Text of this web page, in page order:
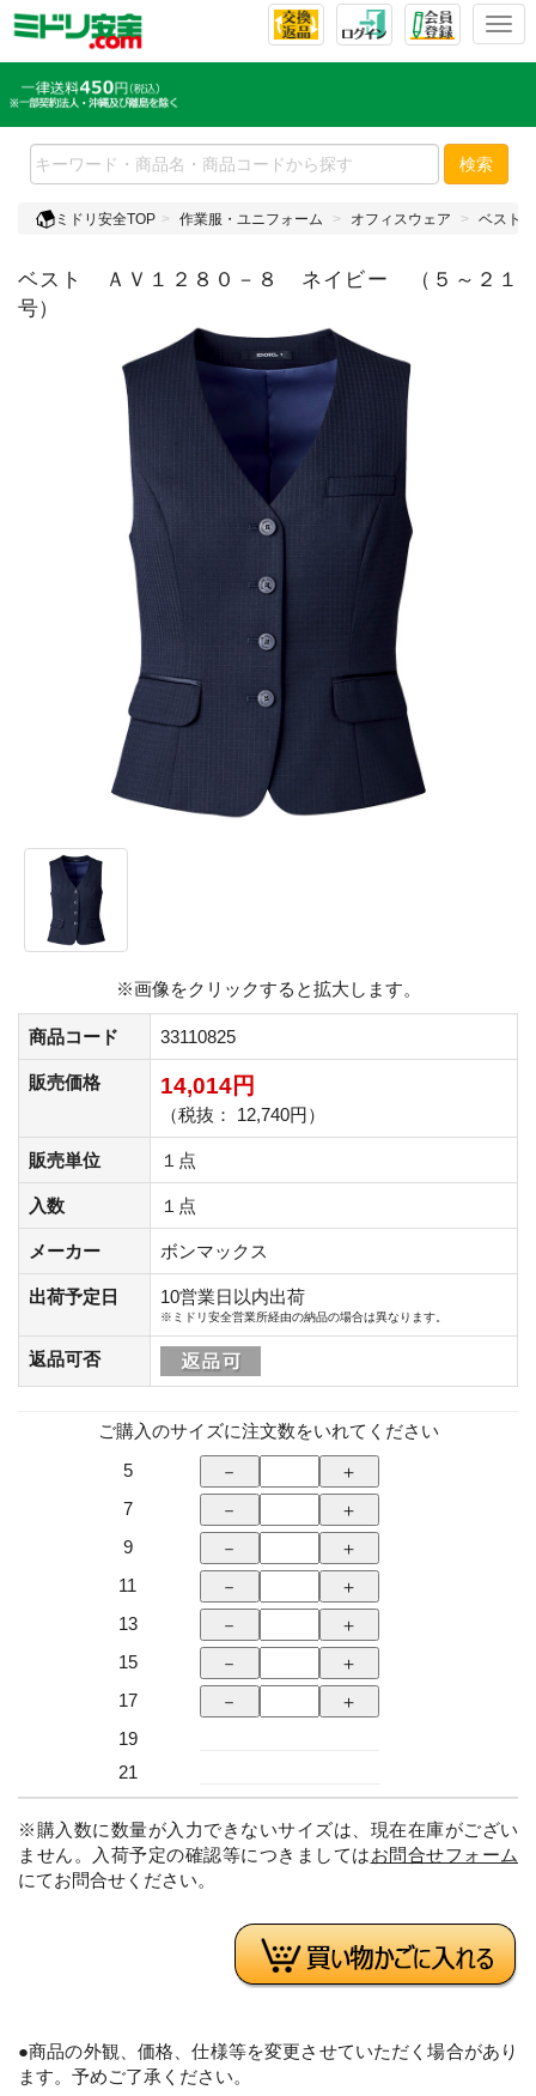
T
l
e
n
v
g
検索
ミドリ安全TOP 作業服・ユニフォーム オフィスウェア ベスト
ベスト ＡＶ１２８０－８ ネイビー （５～２１
号）
※画像をクリックすると拡大します。
商品コード 33110825
販売価格 14,014円
（税抜： 12,740円）
販売単位 １点
入数 １点
メーカー ボンマックス
出荷予定日 10営業日以内出荷
※ミドリ安全営業所経由の納品の場合は異なります。
返品可否
ご購入のサイズに注文数をいれてください
5
7
9
11
13
15
17
19
21
※購入数に数量が入力できないサイズは、現在在庫がござい
ません。入荷予定の確認等につきましてはお問合せフォーム
にてお問合せください。
●商品の外観、価格、仕様等を変更させていただく場合があり
ます。予めご了承ください。